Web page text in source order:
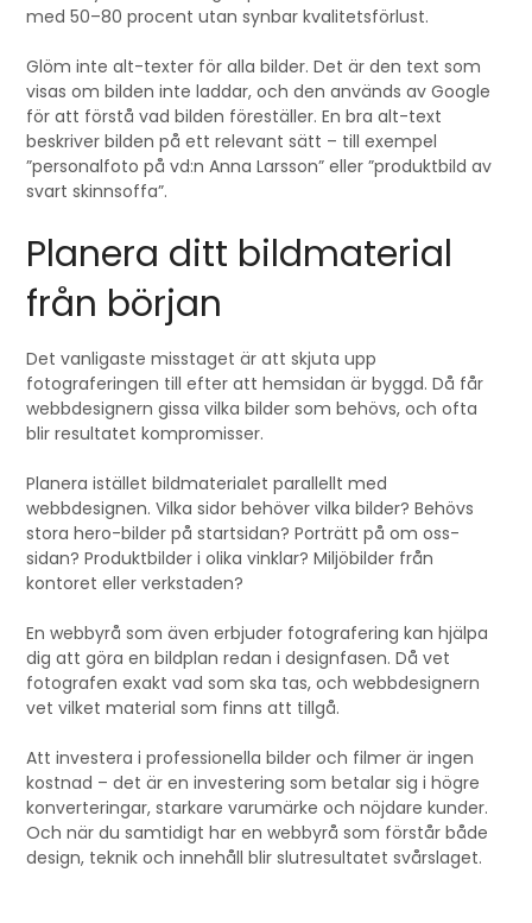
med 50–80 procent utan synbar kvalitetsförlust.
Glöm inte alt-texter för alla bilder. Det är den text som
visas om bilden inte laddar, och den används av Google
för att förstå vad bilden föreställer. En bra alt-text
beskriver bilden på ett relevant sätt – till exempel
”personalfoto på vd:n Anna Larsson” eller ”produktbild av
svart skinnsoffa”.
Planera ditt bildmaterial
från början
Det vanligaste misstaget är att skjuta upp
fotograferingen till efter att hemsidan är byggd. Då får
webbdesignern gissa vilka bilder som behövs, och ofta
blir resultatet kompromisser.
Planera istället bildmaterialet parallellt med
webbdesignen. Vilka sidor behöver vilka bilder? Behövs
stora hero-bilder på startsidan? Porträtt på om oss-
sidan? Produktbilder i olika vinklar? Miljöbilder från
kontoret eller verkstaden?
En webbyrå som även erbjuder fotografering kan hjälpa
dig att göra en bildplan redan i designfasen. Då vet
fotografen exakt vad som ska tas, och webbdesignern
vet vilket material som finns att tillgå.
Att investera i professionella bilder och filmer är ingen
kostnad – det är en investering som betalar sig i högre
konverteringar, starkare varumärke och nöjdare kunder.
Och när du samtidigt har en webbyrå som förstår både
design, teknik och innehåll blir slutresultatet svårslaget.